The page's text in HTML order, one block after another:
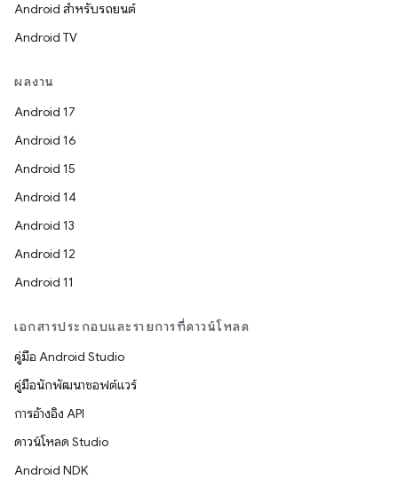
Android สำหรับรถยนต์
Android TV
ผลงาน
Android 17
Android 16
Android 15
Android 14
Android 13
Android 12
Android 11
เอกสารประกอบและรายการที่ดาวน์โหลด
คู่มือ Android Studio
คู่มือนักพัฒนาซอฟต์แวร์
การอ้างอิง API
ดาวน์โหลด Studio
Android NDK